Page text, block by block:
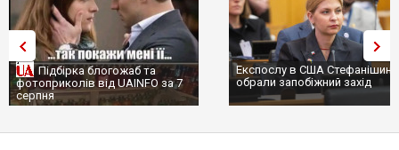
Підбірка блогожаб та
фотоприколів від UAINFO за 7
серпня
Експослу в США Стефанішиній
обрали запобіжний захід